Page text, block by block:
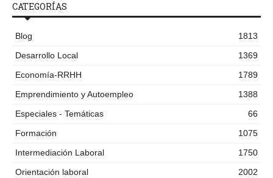
CATEGORÍAS
Blog
1813
Desarrollo Local
1369
Economía-RRHH
1789
Emprendimiento y Autoempleo
1388
Especiales - Temáticas
66
Formación
1075
Intermediación Laboral
1750
Orientación laboral
2002